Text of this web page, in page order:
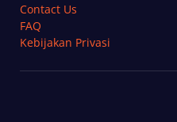
Contact Us
FAQ
Kebijakan Privasi